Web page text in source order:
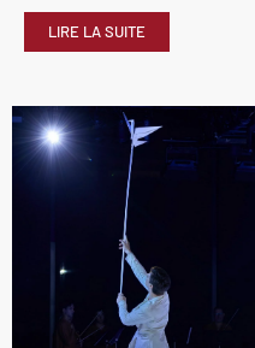
LIRE LA SUITE